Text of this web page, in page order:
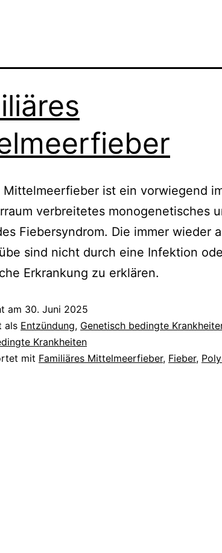
Mittelmeerfieber ist ein vorwiegend
verbreitetes monogenetisches
Fiebersyndrom. Die immer wieder
sind nicht durch eine Infektion
Erkrankung zu erklären.
am 30. Juni 2025
als Entzündung, Genetisch bedingte
Krankheiten
mit Familiäres Mittelmeerfieber, Fieber,